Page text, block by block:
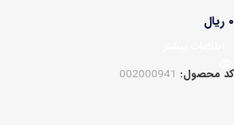
۰ ریال
کد محصول: 002000941